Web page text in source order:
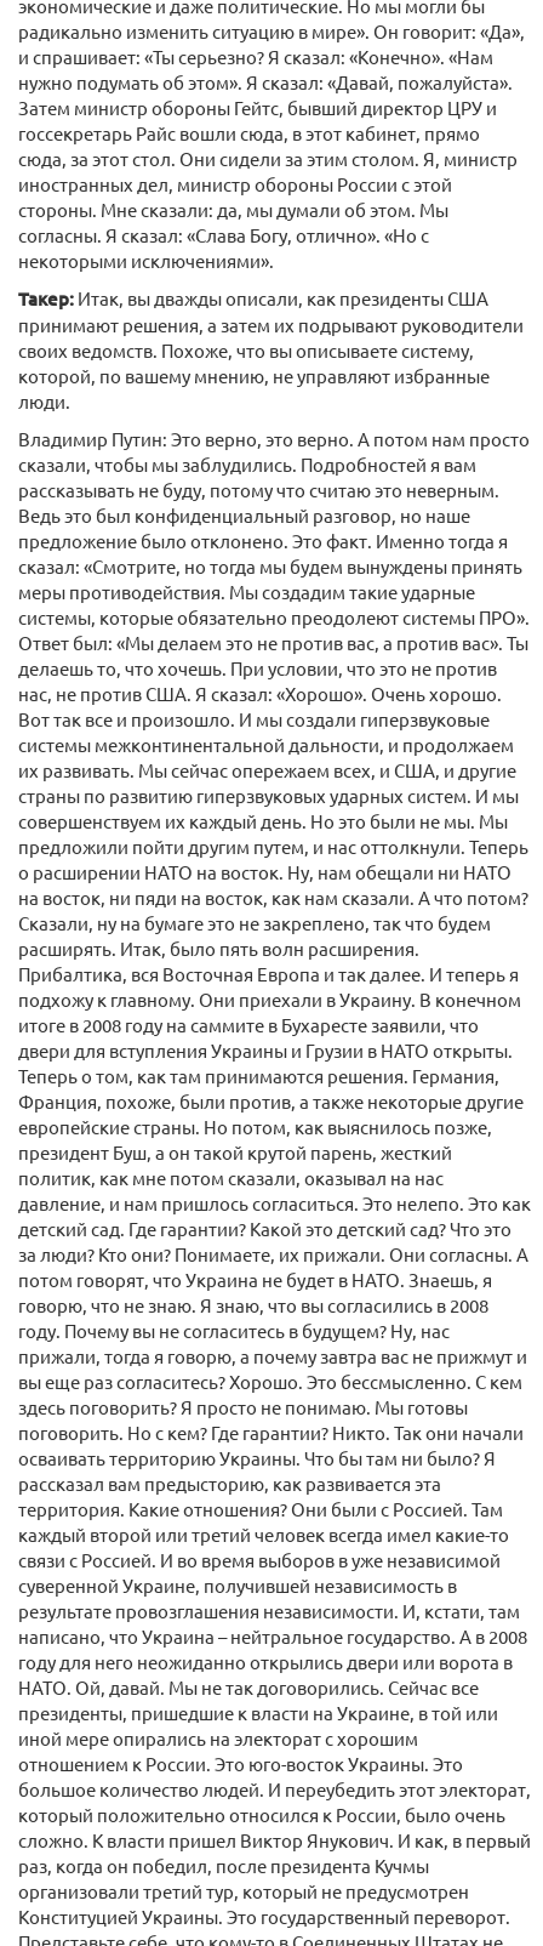
экономические и даже политические. Но мы могли бы
радикально изменить ситуацию в мире». Он говорит: «Да»,
и спрашивает: «Ты серьезно? Я сказал: «Конечно». «Нам
нужно подумать об этом». Я сказал: «Давай, пожалуйста».
Затем министр обороны Гейтс, бывший директор ЦРУ и
госсекретарь Райс вошли сюда, в этот кабинет, прямо
сюда, за этот стол. Они сидели за этим столом. Я, министр
иностранных дел, министр обороны России с этой
стороны. Мне сказали: да, мы думали об этом. Мы
согласны. Я сказал: «Слава Богу, отлично». «Но с
некоторыми исключениями».
Такер: Итак, вы дважды описали, как президенты США
принимают решения, а затем их подрывают руководители
своих ведомств. Похоже, что вы описываете систему,
которой, по вашему мнению, не управляют избранные
люди.
Владимир Путин: Это верно, это верно. А потом нам просто
сказали, чтобы мы заблудились. Подробностей я вам
рассказывать не буду, потому что считаю это неверным.
Ведь это был конфиденциальный разговор, но наше
предложение было отклонено. Это факт. Именно тогда я
сказал: «Смотрите, но тогда мы будем вынуждены принять
меры противодействия. Мы создадим такие ударные
системы, которые обязательно преодолеют системы ПРО».
Ответ был: «Мы делаем это не против вас, а против вас». Ты
делаешь то, что хочешь. При условии, что это не против
нас, не против США. Я сказал: «Хорошо». Очень хорошо.
Вот так все и произошло. И мы создали гиперзвуковые
системы межконтинентальной дальности, и продолжаем
их развивать. Мы сейчас опережаем всех, и США, и другие
страны по развитию гиперзвуковых ударных систем. И мы
совершенствуем их каждый день. Но это были не мы. Мы
предложили пойти другим путем, и нас оттолкнули. Теперь
о расширении НАТО на восток. Ну, нам обещали ни НАТО
на восток, ни пяди на восток, как нам сказали. А что потом?
Сказали, ну на бумаге это не закреплено, так что будем
расширять. Итак, было пять волн расширения.
Прибалтика, вся Восточная Европа и так далее. И теперь я
подхожу к главному. Они приехали в Украину. В конечном
итоге в 2008 году на саммите в Бухаресте заявили, что
двери для вступления Украины и Грузии в НАТО открыты.
Теперь о том, как там принимаются решения. Германия,
Франция, похоже, были против, а также некоторые другие
европейские страны. Но потом, как выяснилось позже,
президент Буш, а он такой крутой парень, жесткий
политик, как мне потом сказали, оказывал на нас
давление, и нам пришлось согласиться. Это нелепо. Это как
детский сад. Где гарантии? Какой это детский сад? Что это
за люди? Кто они? Понимаете, их прижали. Они согласны. А
потом говорят, что Украина не будет в НАТО. Знаешь, я
говорю, что не знаю. Я знаю, что вы согласились в 2008
году. Почему вы не согласитесь в будущем? Ну, нас
прижали, тогда я говорю, а почему завтра вас не прижмут и
вы еще раз согласитесь? Хорошо. Это бессмысленно. С кем
здесь поговорить? Я просто не понимаю. Мы готовы
поговорить. Но с кем? Где гарантии? Никто. Так они начали
осваивать территорию Украины. Что бы там ни было? Я
рассказал вам предысторию, как развивается эта
территория. Какие отношения? Они были с Россией. Там
каждый второй или третий человек всегда имел какие-то
связи с Россией. И во время выборов в уже независимой
суверенной Украине, получившей независимость в
результате провозглашения независимости. И, кстати, там
написано, что Украина – нейтральное государство. А в 2008
году для него неожиданно открылись двери или ворота в
НАТО. Ой, давай. Мы не так договорились. Сейчас все
президенты, пришедшие к власти на Украине, в той или
иной мере опирались на электорат с хорошим
отношением к России. Это юго-восток Украины. Это
большое количество людей. И переубедить этот электорат,
который положительно относился к России, было очень
сложно. К власти пришел Виктор Янукович. И как, в первый
раз, когда он победил, после президента Кучмы
организовали третий тур, который не предусмотрен
Конституцией Украины. Это государственный переворот.